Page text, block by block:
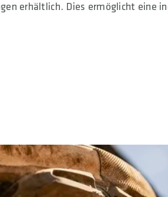
erhältlich. Dies ermöglicht eine